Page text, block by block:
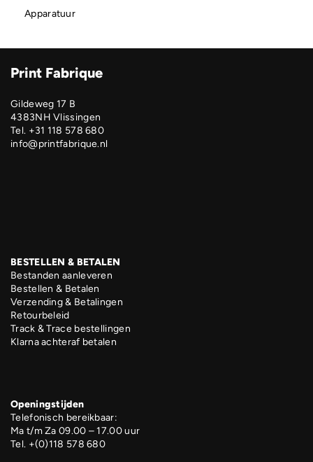
Apparatuur
Print Fabrique
Gildeweg 17 B
4383NH Vlissingen
Tel. +31 118 578 680
info@printfabrique.nl
BESTELLEN & BETALEN
Bestanden aanleveren
Bestellen & Betalen
Verzending & Betalingen
Retourbeleid
Track & Trace bestellingen
Klarna achteraf betalen
Openingstijden
Telefonisch bereikbaar:
Ma t/m Za 09.00 – 17.00 uur
Tel. +(0)118 578 680